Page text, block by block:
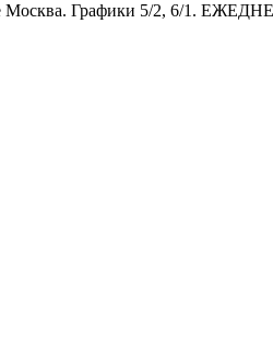
Москва. Графики 5/2, 6/1.